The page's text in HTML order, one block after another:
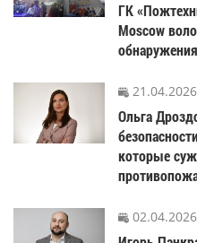
ГК
Moscow
Ольга
которые